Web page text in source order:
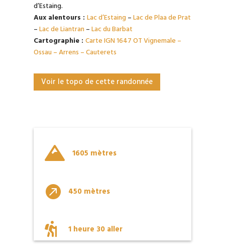
d’Estaing.
Aux alentours :Lac d’Estaing –Lac de Plaa de Prat
–Lac de Liantran –Lac du Barbat
Cartographie :Carte IGN 1647 OT Vignemale –
Ossau – Arrens – Cauterets
Voir le topo de cette randonnée
 1605 mètres
 450 mètres
 1 heure 30 aller